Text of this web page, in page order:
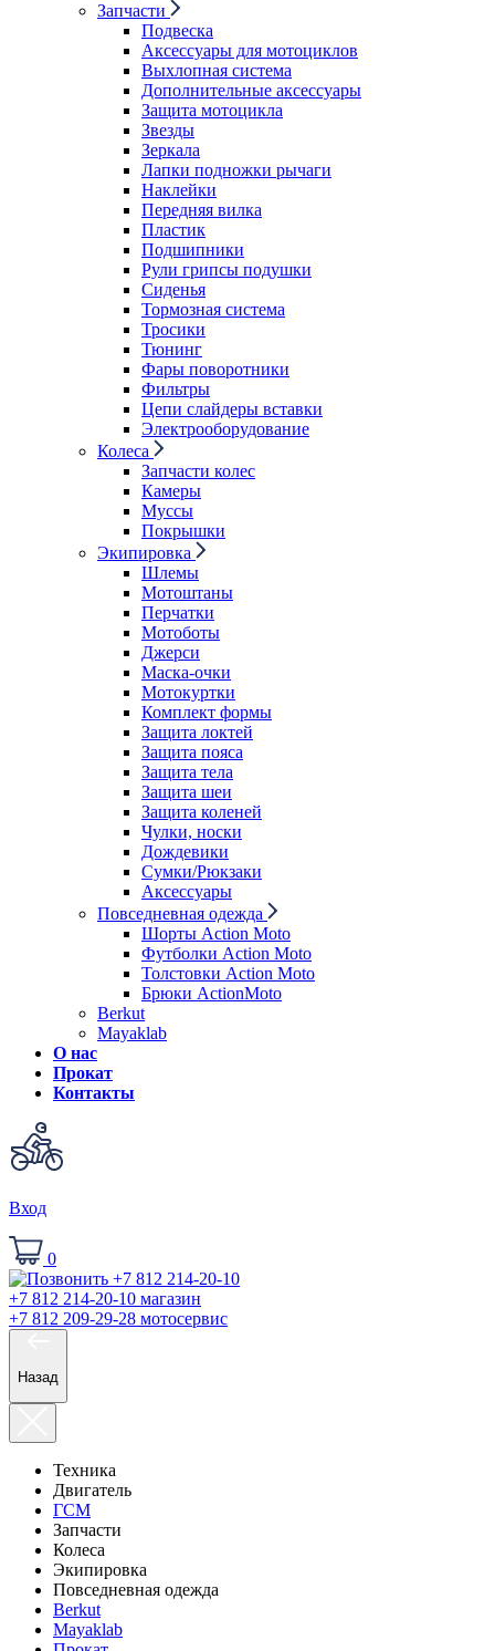
Запчасти
Подвеска
Аксессуары для мотоциклов
Выхлопная система
Дополнительные аксессуары
Защита мотоцикла
Звезды
Зеркала
Лапки подножки рычаги
Наклейки
Передняя вилка
Пластик
Подшипники
Рули грипсы подушки
Сиденья
Тормозная система
Тросики
Тюнинг
Фары поворотники
Фильтры
Цепи слайдеры вставки
Электрооборудование
Колеса
Запчасти колес
Камеры
Муссы
Покрышки
Экипировка
Шлемы
Мотоштаны
Перчатки
Мотоботы
Джерси
Маска-очки
Мотокуртки
Комплект формы
Защита локтей
Защита пояса
Защита тела
Защита шеи
Защита коленей
Чулки, носки
Дождевики
Сумки/Рюкзаки
Аксессуары
Повседневная одежда
Шорты Action Moto
Футболки Action Moto
Толстовки Action Moto
Брюки ActionMoto
Berkut
Mayaklab
О нас
Прокат
Контакты
Вход
0
+7 812 214-20-10 магазин
+7 812 209-29-28 мотосервис
Назад
Техника
Двигатель
ГСМ
Запчасти
Колеса
Экипировка
Повседневная одежда
Berkut
Mayaklab